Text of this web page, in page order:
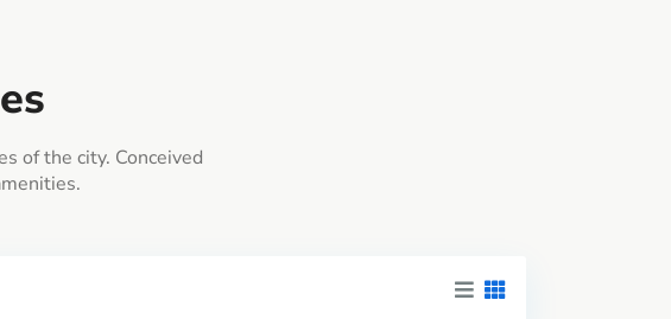
of the city. Conceived